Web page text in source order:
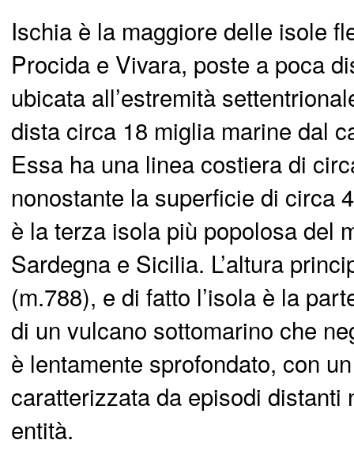
Ischia è la maggiore delle isole
Procida e Vivara, poste a poca
ubicata all’estremità
dista circa 18 miglia marine dal
Essa ha una linea costiera di
nonostante la superficie di circa
è la terza isola più popolosa del
Sardegna e Sicilia. L’altura
(m.788), e di fatto l’isola è la
di un vulcano sottomarino che
è lentamente sprofondato, con
caratterizzata da episodi distanti
entità.